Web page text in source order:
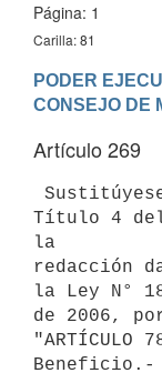
Página: 1
Carilla: 81
PODER
Artículo 269
Título 4 del
la
redacción
la Ley N°
de 2006,
"ARTÍCULO
Beneficio.-